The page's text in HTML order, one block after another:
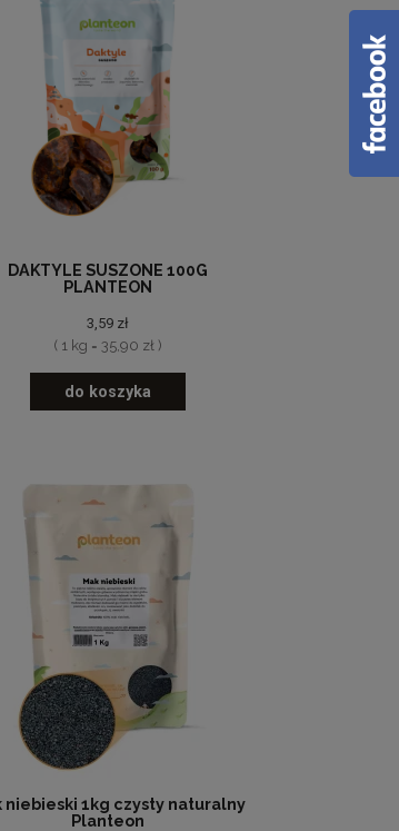
DAKTYLE SUSZONE 100G
PLANTEON
3,59 zł
( 1 kg = 35,90 zł )
do koszyka
niebieski 1kg czysty naturalny
Planteon